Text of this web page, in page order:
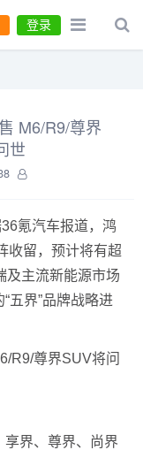
登录
M6/R9/尊界
世
氪汽车报道，鸿
收留，预计将有超
及主流新能源市场
五界”品牌战略进
界、尊界、尚界